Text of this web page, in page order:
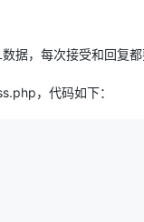
据，每次接受和回复都
，代码如下：
上边界网络安全防护产品
品 免费试用
费试用，最长12个月
在线直播课堂（旗舰版）
方案